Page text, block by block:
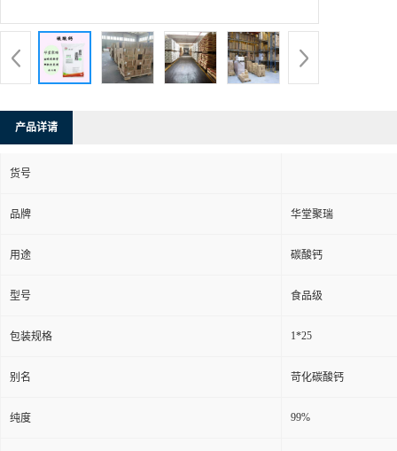
产品详请
货号
品牌 华堂聚瑞
用途 碳酸钙
型号 食品级
包装规格 1*25
别名 苛化碳酸钙
纯度 99%